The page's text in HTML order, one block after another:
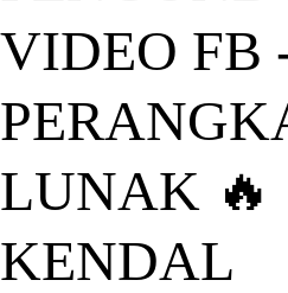
VIDEO FB
LUNAK 🔥
KENDAL